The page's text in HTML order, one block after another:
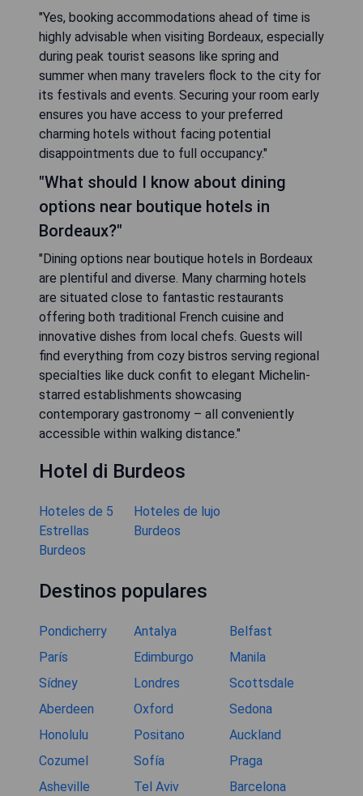
"Yes, booking accommodations ahead of time is
highly advisable when visiting Bordeaux, especially
during peak tourist seasons like spring and
summer when many travelers flock to the city for
its festivals and events. Securing your room early
ensures you have access to your preferred
charming hotels without facing potential
disappointments due to full occupancy."
"What should I know about dining
options near boutique hotels in
Bordeaux?"
"Dining options near boutique hotels in Bordeaux
are plentiful and diverse. Many charming hotels
are situated close to fantastic restaurants
offering both traditional French cuisine and
innovative dishes from local chefs. Guests will
find everything from cozy bistros serving regional
specialties like duck confit to elegant Michelin-
starred establishments showcasing
contemporary gastronomy – all conveniently
accessible within walking distance."
Hotel di Burdeos
Hoteles de 5
Estrellas
Burdeos
Hoteles de lujo
Burdeos
Destinos populares
Pondicherry Antalya
Belfast
París
Edimburgo
Manila
Sídney
Londres
Scottsdale
Aberdeen
Oxford
Sedona
Honolulu
Positano
Auckland
Cozumel
Sofía
Praga
Asheville
Tel Aviv Barcelona